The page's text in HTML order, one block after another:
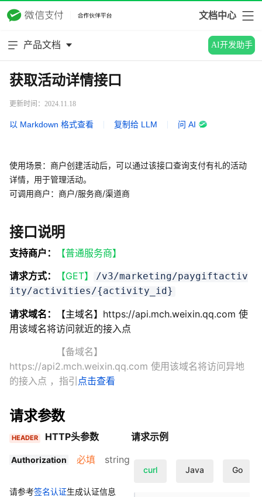
文档中心
产品文档 AI开发助手
获取活动详情接口
更新时间：2024.11.18
以 Markdown 格式查看 复制给 LLM 问 AI
使用场景：商户创建活动后，可以通过该接口查询支付有礼的活动
详情，用于管理活动。
可调用商户：商户/服务商/渠道商
接口说明
支持商户：
【普通服务商】
请求方式：
【GET】
/v3/marketing/paygiftactiv
ity/activities/{activity_id}
请求域名： 【主域名】 https://api.mch.weixin.qq.com 使
用该域名将访问就近的接入点
【备域名】
https://api2.mch.weixin.qq.com 使用该域名将访问异地
的接入点 ，指引 点击查看
请求参数
HEADER HTTP头参数
Authorization 必填 string
请参考签名认证生成认证信息
请求示例
curl Java Go